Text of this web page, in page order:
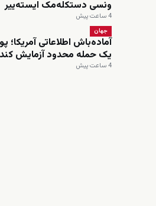
ونسی دستکله‌مک ایسته‌ییر
4 ساعت پیش
جهان
آماده‌باش اطلاعاتی آمریکا؛
یک حمله محدود آزمایش کند
4 ساعت پیش